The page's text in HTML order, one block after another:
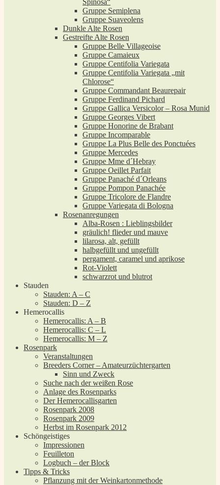
Spinosa“
Gruppe Semiplena
Gruppe Suaveolens
Dunkle Alte Rosen
Gestreifte Alte Rosen
Gruppe Belle Villageoise
Gruppe Camaieux
Gruppe Centifolia Variegata
Gruppe Centifolia Variegata „mit
Chlorose“
Gruppe Commandant Beaurepair
Gruppe Ferdinand Pichard
Gruppe Gallica Versicolor – Rosa Munid
Gruppe Georges Vibert
Gruppe Honorine de Brabant
Gruppe Incomparable
Gruppe La Plus Belle des Ponctuées
Gruppe Mercedes
Gruppe Mme d´Hebray
Gruppe Oeillet Parfait
Gruppe Panaché d´Orleans
Gruppe Pompon Panachée
Gruppe Tricolore de Flandre
Gruppe Variegata di Bologna
Rosenanregungen
Alba-Rosen : Lieblingsbilder
gräulich! flieder und mauve
lilarosa, alt, gefüllt
halbgefüllt und ungefüllt
pergament, caramel und aprikose
Rot-Violett
schwarzrot und blutrot
Stauden
Stauden: A – C
Stauden: D – Z
Hemerocallis
Hemerocallis: A – B
Hemerocallis: C – L
Hemerocallis: M – Z
Rosenpark
Veranstaltungen
Breeders Corner – Amateurzüchtergarten
Sinn und Zweck
Suche nach der weißen Rose
Anlage des Rosenparks
Der Hemerocallisgarten
Rosenpark 2008
Rosenpark 2009
Herbst im Rosenpark 2012
Schöngeistiges
Impressionen
Feuilleton
Logbuch – der Block
Tipps & Tricks
Pflanzung mit der Weinkartonmethode